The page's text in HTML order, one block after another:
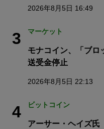
2026年8月5日 16:49
3 マーケット
モナコイン、「ブロ
送受金停止
2026年8月5日 22:13
4 ビットコイン
アーサー・ヘイズ氏